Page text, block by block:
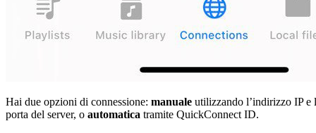
Hai due opzioni di connessione: manuale utilizzando l’indirizzo IP e
porta del server, o automatica tramite QuickConnect ID.